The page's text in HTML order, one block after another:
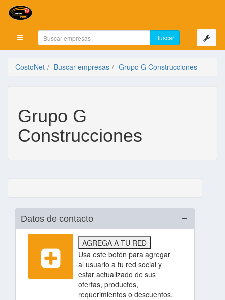
Mostrar menú
CostoNet Buscar empresas Grupo G Construcciones
Grupo G
Construcciones
Datos de contacto
AGREGA A TU RED
Usa este botón para agregar
al usuario a tu red social y
estar actualizado de sus
ofertas, productos,
requerimientos o descuentos.